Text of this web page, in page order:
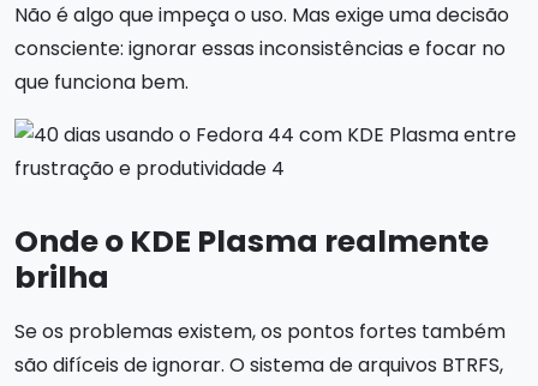
Não é algo que impeça o uso. Mas exige uma decisão
consciente: ignorar essas inconsistências e focar no
que funciona bem.
Onde o KDE Plasma realmente
brilha
Se os problemas existem, os pontos fortes também
são difíceis de ignorar. O sistema de arquivos BTRFS,